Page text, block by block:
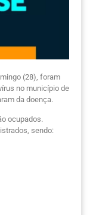
(28), foram
no município de
da doença.
ocupados.
sendo: